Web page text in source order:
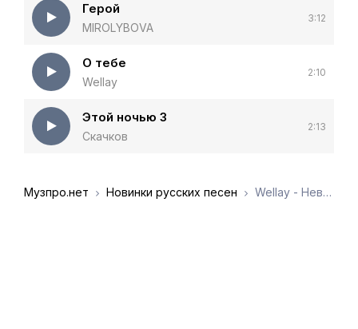
Герой
MIROLYBOVA
3:12
О тебе
Wellay
2:10
Этой ночью 3
Скачков
2:13
Музпро.нет Новинки русских песен Wellay - Невыносима